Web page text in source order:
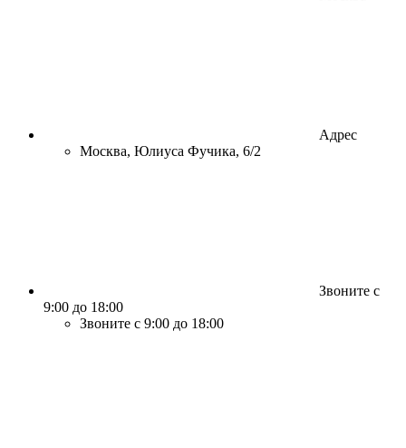
Адрес
Москва, Юлиуса Фучика, 6/2
Звоните с
9:00 до 18:00
Звоните с 9:00 до 18:00